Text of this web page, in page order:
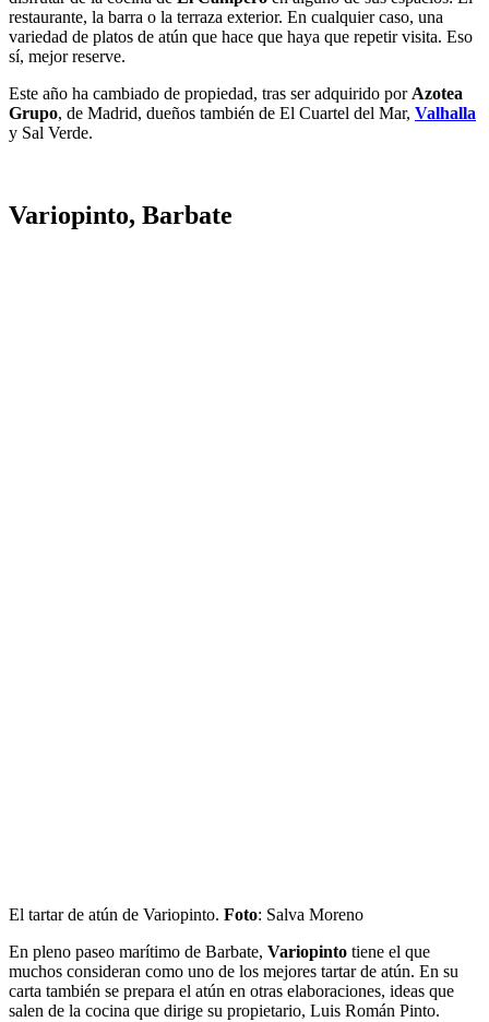
restaurante, la barra o la terraza exterior. En cualquier caso, una
variedad de platos de atún que hace que haya que repetir visita. Eso
sí, mejor reserve.
Este año ha cambiado de propiedad, tras ser adquirido por Azotea
Grupo, de Madrid, dueños también de El Cuartel del Mar, Valhalla
y Sal Verde.
Variopinto, Barbate
El tartar de atún de Variopinto. Foto: Salva Moreno
En pleno paseo marítimo de Barbate, Variopinto tiene el que
muchos consideran como uno de los mejores tartar de atún. En su
carta también se prepara el atún en otras elaboraciones, ideas que
salen de la cocina que dirige su propietario, Luis Román Pinto.